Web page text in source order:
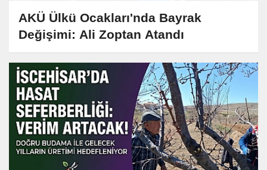
AKÜ Ülkü Ocakları'nda Bayrak
Değişimi: Ali Zoptan Atandı